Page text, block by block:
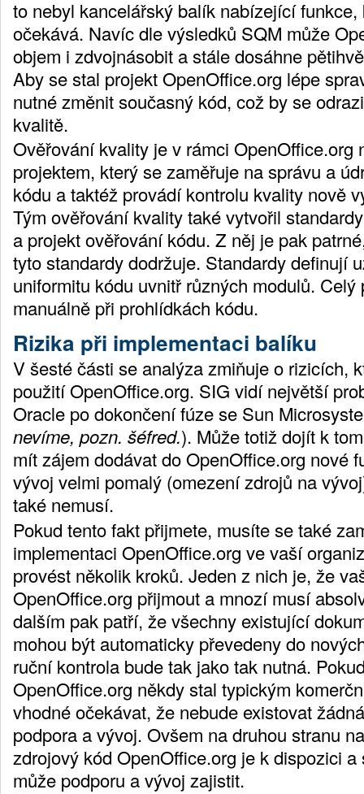
to nebyl kancelářský balík nabízející funkce,
očekává. Navíc dle výsledků SQM může
objem i zdvojnásobit a stále dosáhne
Aby se stal projekt OpenOffice.org lépe
nutné změnit současný kód, což by se
kvalitě.
Ověřování kvality je v rámci OpenOffice.org
projektem, který se zaměřuje na správu a
kódu a taktéž provádí kontrolu kvality nově
Tým ověřování kvality také vytvořil
a projekt ověřování kódu. Z něj je pak
tyto standardy dodržuje. Standardy definují
uniformitu kódu uvnitř různých modulů. Celý
manuálně při prohlídkách kódu.
Rizika při implementaci balíku
V šesté části se analýza zmiňuje o rizicích,
použití OpenOffice.org. SIG vidí největší
Oracle po dokončení fúze se Sun
nevíme, pozn. šéfred.). Může totiž dojít k
mít zájem dodávat do OpenOffice.org nové
vývoj velmi pomalý (omezení zdrojů na
také nemusí.
Pokud tento fakt přijmete, musíte se také
implementaci OpenOffice.org ve vaší
provést několik kroků. Jeden z nich je, že
OpenOffice.org přijmout a mnozí musí
dalším pak patří, že všechny existující
mohou být automaticky převedeny do
ruční kontrola bude tak jako tak nutná.
OpenOffice.org někdy stal typickým
vhodné očekávat, že nebude existovat
podpora a vývoj. Ovšem na druhou stranu
zdrojový kód OpenOffice.org je k dispozici
může podporu a vývoj zajistit.